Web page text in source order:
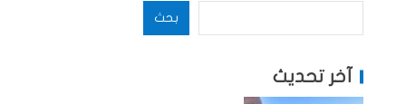
بحث
آخر تحديث